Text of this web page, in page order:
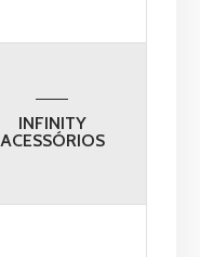
INFINITY
ACESSÓRIOS